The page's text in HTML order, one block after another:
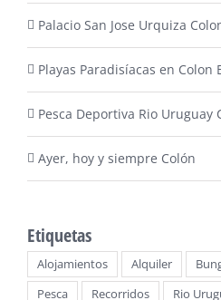
Colón Entre Rios
Palacio San Jose Urquiza
Playas Paradisíacas en Colon
Pesca Deportiva Rio Uruguay
Ayer, hoy y siempre Colón
Etiquetas
Alojamientos Alquiler